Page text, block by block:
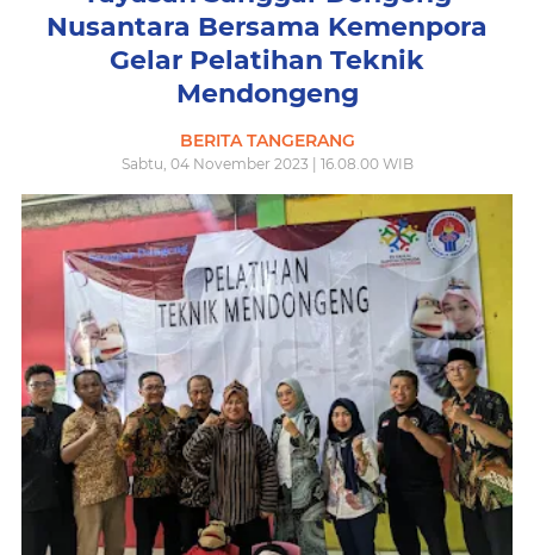
Nusantara Bersama Kemenpora
Gelar Pelatihan Teknik
Mendongeng
BERITA TANGERANG
Sabtu, 04 November 2023 | 16.08.00 WIB